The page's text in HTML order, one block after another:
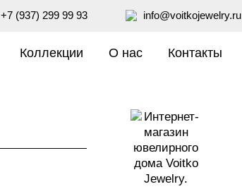
+7 (937) 299 99 93 info@voitkojewelry.ru
Коллекции О нас Контакты